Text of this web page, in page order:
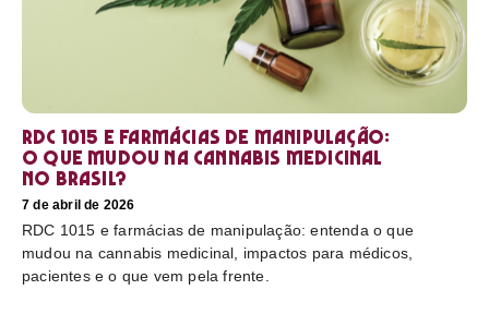
RDC 1015 e farmácias de manipulação:
o que mudou na cannabis medicinal
no Brasil?
7 de abril de 2026
RDC 1015 e farmácias de manipulação: entenda o que
mudou na cannabis medicinal, impactos para médicos,
pacientes e o que vem pela frente.